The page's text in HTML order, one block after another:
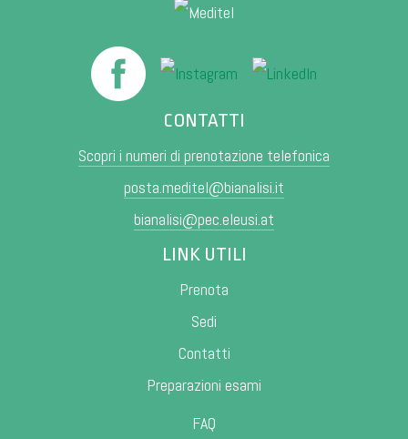
CONTATTI
Scopri i numeri di prenotazione telefonica
posta.meditel@bianalisi.it
bianalisi@pec.eleusi.at
LINK UTILI
Prenota
Sedi
Contatti
Preparazioni esami
FAQ